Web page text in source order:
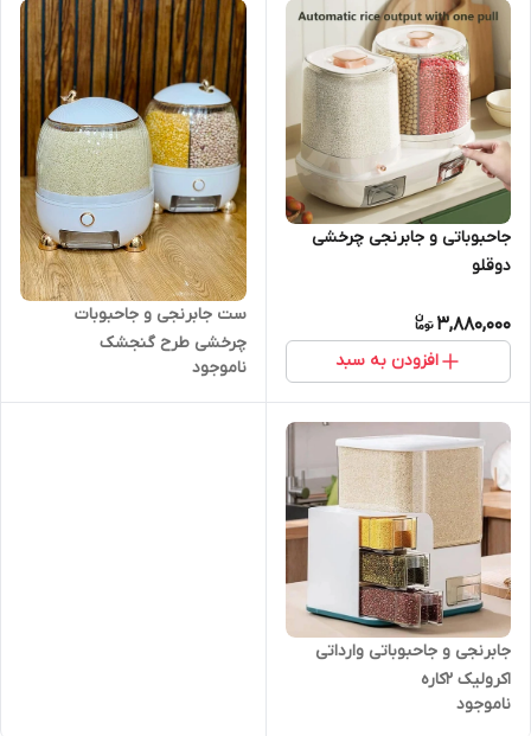
جاحبوباتی و جابرنجی چرخشی
دوقلو
3,880,000
افزودن به سبد
ست جابرنجی و جاحبوبات
چرخشی طرح گنجشک
ناموجود
جابرنجی و جاحبوباتی وارداتی
اکرولیک ۲کاره
ناموجود